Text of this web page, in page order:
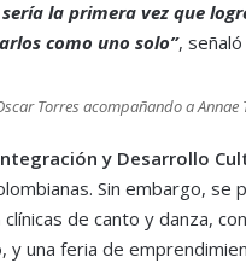
sería la primera vez que
como uno solo”,
Torres acompañando a Annae
y Desarrollo
Sin embargo,
de canto y danza,
una feria de